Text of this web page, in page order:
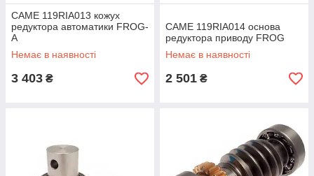
CAME 119RIA013 кожух
редуктора автоматики FROG-
A
Немає в наявності
3 403 ₴
CAME 119RIA014 основа
редуктора приводу FROG
Немає в наявності
2 501 ₴